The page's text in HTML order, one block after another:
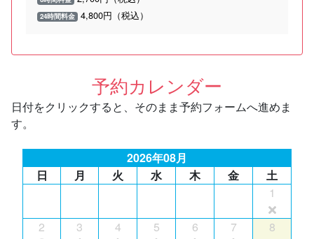
24時間料金 4,800円（税込）
予約カレンダー
日付をクリックすると、そのまま予約フォームへ進めま
す。
2026年08月
日
月 火 水 木 金
土
1
2 3 4 5 6 7 8